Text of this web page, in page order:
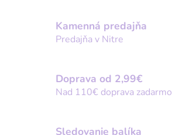
Kamenná predajňa
Predajňa v Nitre
Doprava od 2,99€
Nad 110€ doprava zadarmo
Sledovanie balíka